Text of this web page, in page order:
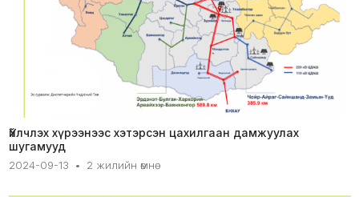
Үйлчлэх хүрээнээс хэтэрсэн цахилгаан дамжуулах
шугамууд
2024-09-13 • 2 жилийн өмнө